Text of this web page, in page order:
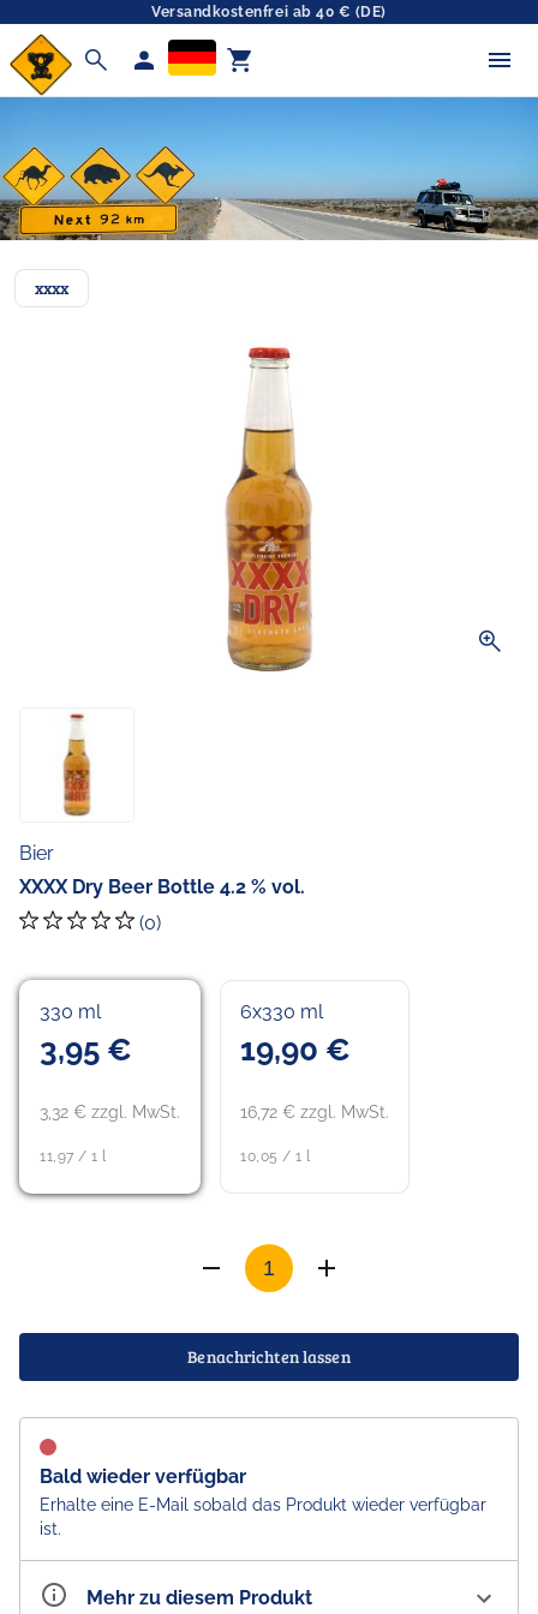
Versandkostenfrei ab 40 € (DE)
search person shopping_cart
xxxx
zoom_in
Bier
XXXX Dry Beer Bottle 4.2 % vol.
(0)
330 ml
3,95 €
3,32 € zzgl. MwSt.
11,97 / 1 l
6x330 ml
19,90 €
16,72 € zzgl. MwSt.
10,05 / 1 l
Benachrichten lassen
Bald wieder verfügbar
Erhalte eine E-Mail sobald das Produkt wieder verfügbar
ist.
Mehr zu diesem Produkt